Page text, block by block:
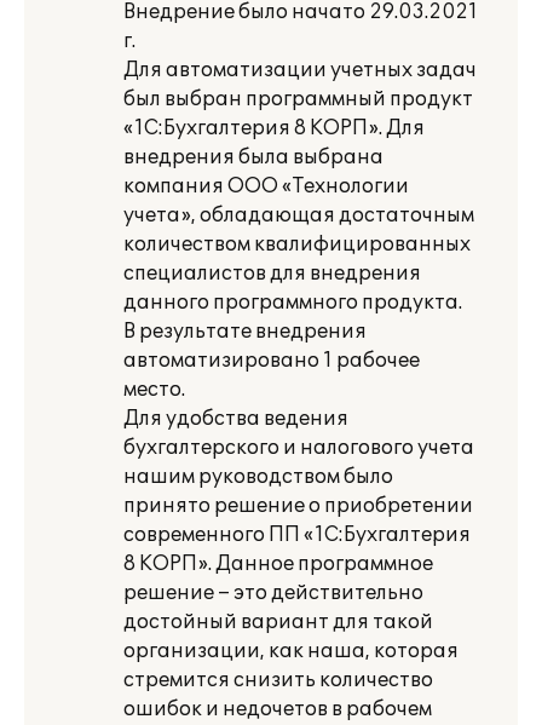
Внедрение было начато 29.03.2021
г.
Для автоматизации учетных задач
был выбран программный продукт
«1С:Бухгалтерия 8 КОРП». Для
внедрения была выбрана
компания ООО «Технологии
учета», обладающая достаточным
количеством квалифицированных
специалистов для внедрения
данного программного продукта.
В результате внедрения
автоматизировано 1 рабочее
место.
Для удобства ведения
бухгалтерского и налогового учета
нашим руководством было
принято решение о приобретении
современного ПП «1С:Бухгалтерия
8 КОРП». Данное программное
решение – это действительно
достойный вариант для такой
организации, как наша, которая
стремится снизить количество
ошибок и недочетов в рабочем